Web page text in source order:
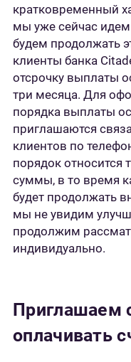
кратковременный
мы уже сейчас
будем продолжать
клиенты банка
отсрочку выплаты
три месяца. Для
порядка выплаты
приглашаются
клиентов по
порядок относится
суммы, в то время
будет продолжать
мы не увидим
продолжим
индивидуально.
Приглашаем
оплачивать